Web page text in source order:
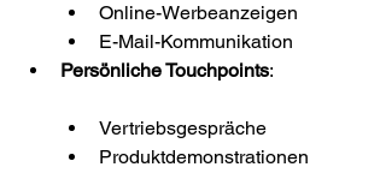
Online-Werbeanzeigen
E-Mail-Kommunikation
Persönliche Touchpoints:
Vertriebsgespräche
Produktdemonstrationen